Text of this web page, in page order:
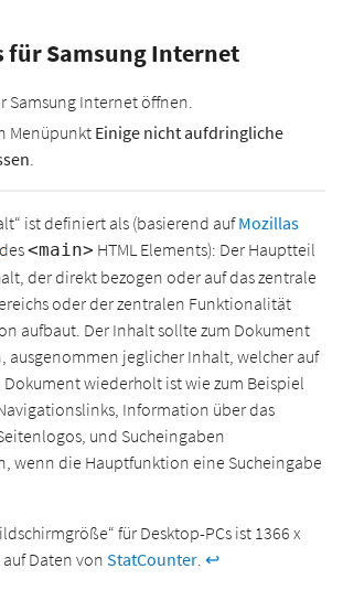
für Samsung Internet
Samsung Internet öffnen.
Menüpunkt Einige nicht aufdringliche
ist definiert als (basierend aufMozillas
des<main> HTML Elements): Der Hauptteil
der direkt bezogen oder auf das zentrale
oder der zentralen Funktionalität
aufbaut. Der Inhalt sollte zum Dokument
ausgenommen jeglicher Inhalt, welcher auf
wiederholt ist wie zum Beispiel
Information über das
und Sucheingaben
wenn die Hauptfunktion eine Sucheingabe
für Desktop-PCs ist 1366 x
Daten von StatCounter ↩